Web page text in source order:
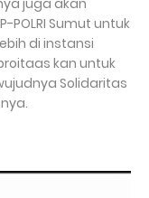
juga akan
POLRI Sumut untuk
di instansi
kan untuk
Solidaritas